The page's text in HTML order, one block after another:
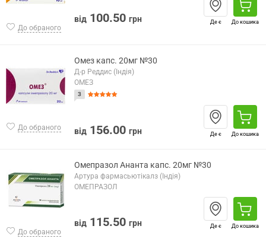
До обраного
від 100.50 грн Де є До кошика
До обраного
Омез капс. 20мг №30
Д-р Реддис (Індія)
ОМЕЗ
3
від 156.00 грн Де є До кошика
До обраного
Омепразол Ананта капс. 20мг №30
Артура фармасьютікалз (Індія)
ОМЕПРАЗОЛ
від 115.50 грн Де є До кошика